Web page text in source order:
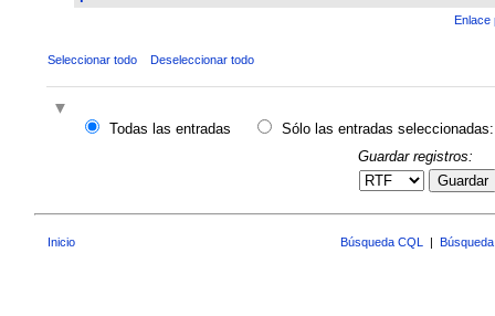
Enlace
Seleccionar todo Deseleccionar todo
Todas las entradas
Sólo las entradas seleccionadas:
Guardar registros:
Guardar
Inicio Búsqueda CQL